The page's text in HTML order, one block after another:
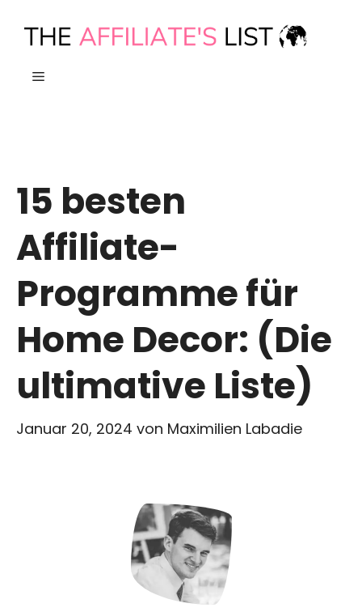
Inhalt
MENÜ
15 besten
Affiliate-
Programme für
Home Decor: (Die
ultimative Liste)
Januar 20, 2024 von Maximilien Labadie